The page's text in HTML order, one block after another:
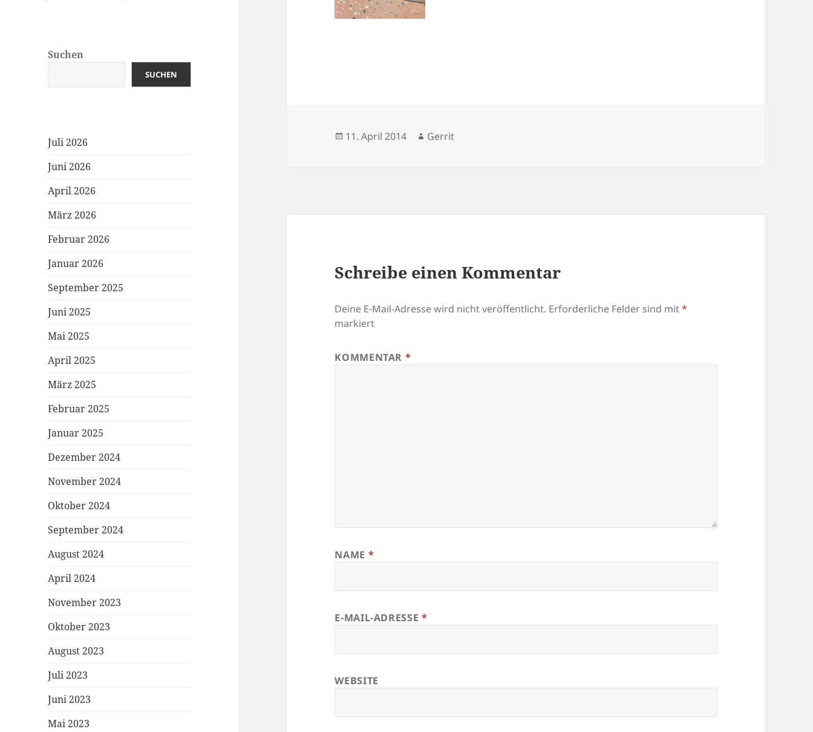
Suchen
SUCHEN
Juli 2026
Juni 2026
April 2026
März 2026
Februar 2026
Januar 2026
September 2025
Juni 2025
Mai 2025
April 2025
März 2025
Februar 2025
Januar 2025
Dezember 2024
November 2024
Oktober 2024
September 2024
August 2024
April 2024
November 2023
Oktober 2023
August 2023
Juli 2023
Juni 2023
Mai 2023
Veröffentlicht
11. April 2014 Autor
Gerrit
Schreibe einen Kommentar
Deine E-Mail-Adresse wird nicht veröffentlicht. Erforderliche Felder sind mit*
markiert
KOMMENTAR *
NAME *
E-MAIL-ADRESSE *
WEBSITE